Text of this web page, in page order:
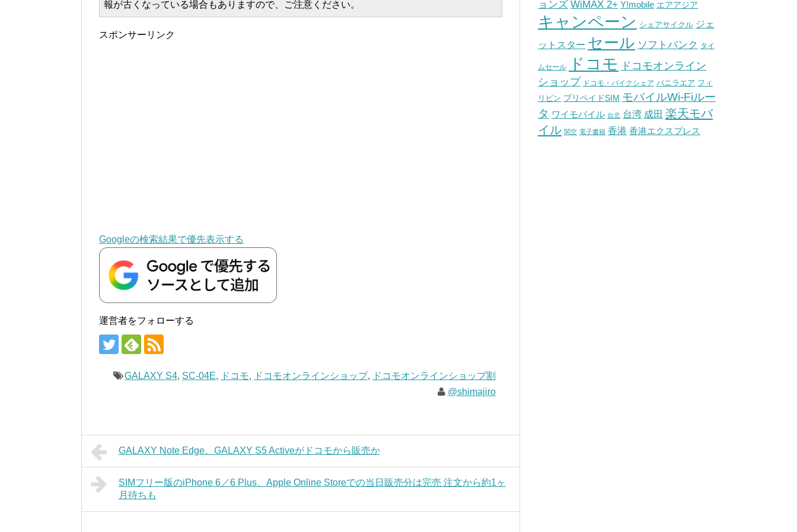
報が古くなっている場合もありますので、ご注意ください。
スポンサーリンク
Googleの検索結果で優先表示する
運営者をフォローする
GALAXY S4, SC-04E, ドコモ, ドコモオンラインショップ, ドコモオンラインショップ割
@shimajiro
GALAXY Note Edge、GALAXY S5 Activeがドコモから販売か
SIMフリー版のiPhone 6／6 Plus、Apple Online Storeでの当日販売分は完売 注文から約1ヶ
月待ちも
ョンズ WiMAX 2+ Y!mobile エアアジア
キャンペーン シェアサイクル ジェ
ットスター セール ソフトバンク タイ
ムセール ドコモ
ドコモオンライン
ショップ ドコモ・バイクシェア バニラエア フィ
リピン プリペイドSIM モバイルWi-Fiルー
タ ワイモバイル 台北 台湾 成田 楽天モバ
イル 関空 電子書籍 香港 香港エクスプレス